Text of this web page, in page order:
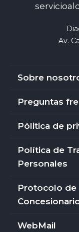
Av.
Sobre
Preguntas
Pólitica de
Política de
Personales
Protocolo de
WebMail